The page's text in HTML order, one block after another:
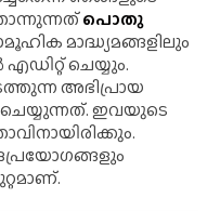
പൊതു
മാദ്ധ്യമങ്ങളിലും
ചെയ്യും.
അഭിപ്രായ
ചെയ്യുന്നത്. ഇവയുടെ